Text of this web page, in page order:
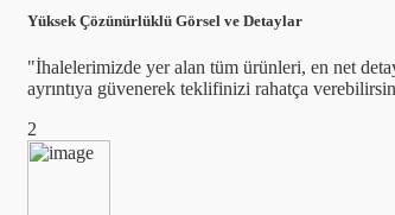
Yüksek Çözünürlüklü Görsel ve Detaylar
"İhalelerimizde yer alan tüm ürünleri, en net
ayrıntıya güvenerek teklifinizi rahatça
2